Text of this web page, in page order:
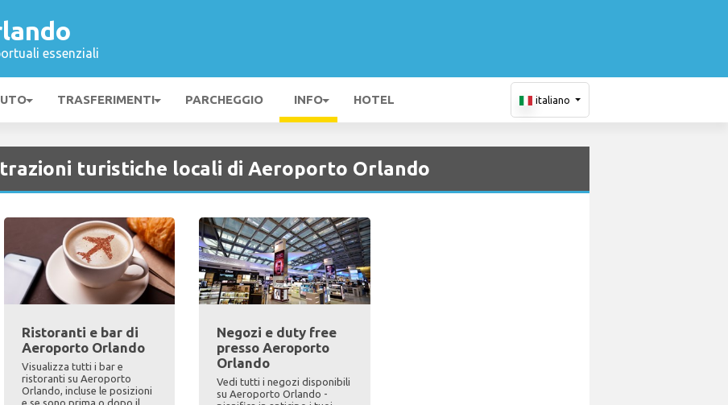
essenziali
TRASFERIMENTI PARCHEGGIO INFO HOTEL italiano
turistiche locali di Aeroporto Orlando
Ristoranti e bar di
Aeroporto Orlando
Visualizza tutti i bar e
ristoranti su Aeroporto
Orlando, incluse le posizioni
Negozi e duty free
presso Aeroporto
Orlando
Vedi tutti i negozi disponibili
su Aeroporto Orlando -